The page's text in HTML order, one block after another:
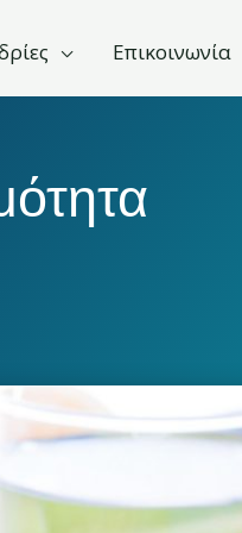
Επικοινωνία